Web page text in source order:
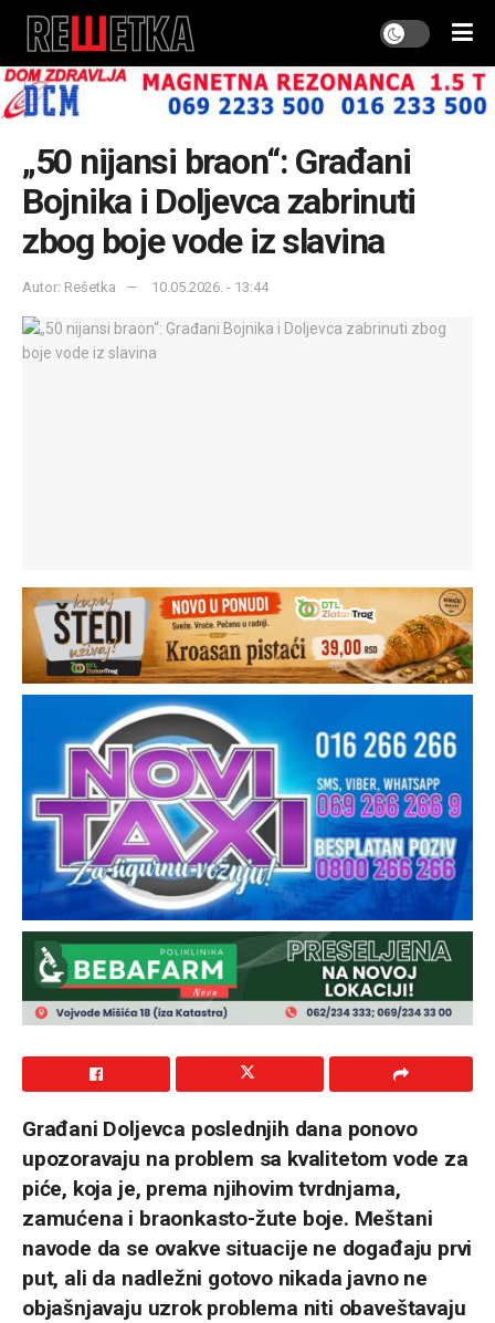
„50 nijansi braon“: Građani
Bojnika i Doljevca zabrinuti
zbog boje vode iz slavina
Autor: Rešetka 10.05.2026. - 13:44
Građani Doljevca poslednjih dana ponovo
upozoravaju na problem sa kvalitetom vode za
piće, koja je, prema njihovim tvrdnjama,
zamućena i braonkasto-žute boje. Meštani
navode da se ovakve situacije ne događaju prvi
put, ali da nadležni gotovo nikada javno ne
objašnjavaju uzrok problema niti obaveštavaju